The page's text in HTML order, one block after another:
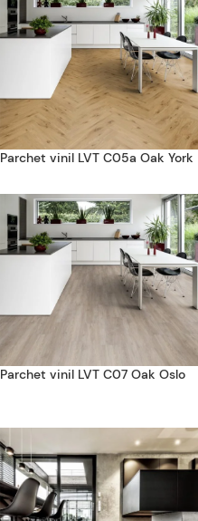
Parchet vinil LVT C05a Oak York
Parchet vinil LVT C07 Oak Oslo